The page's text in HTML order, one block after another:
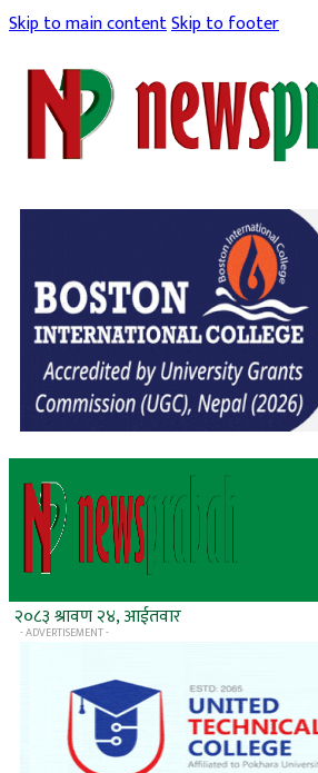
Skip to main contentSkip to footer
२०८३ श्रावण २४, आईतवार
- ADVERTISEMENT -